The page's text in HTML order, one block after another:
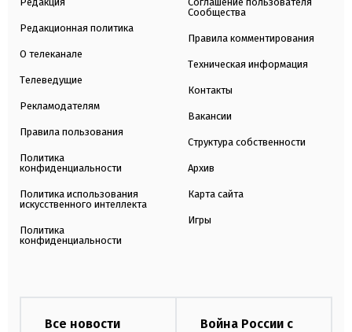
Редакционная политика
О телеканале
Телеведущие
Рекламодателям
Правила пользования
Политика
конфиденциальности
Политика использования
искусственного интеллекта
Политика
конфиденциальности
Сообщества
Правила комментирования
Техническая информация
Контакты
Вакансии
Структура собственности
Архив
Карта сайта
Игры
Все новости
Война России с